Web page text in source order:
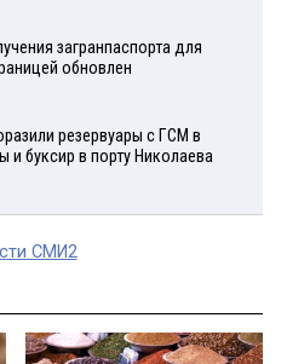
загранпаспорта для
обновлен
резервуары с ГСМ в
и буксир в порту Николаева
СМИ2